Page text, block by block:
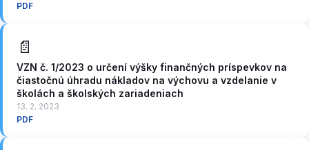
PDF
📄
VZN č. 1/2023 o určení výšky finančných príspevkov na
čiastočnú úhradu nákladov na výchovu a vzdelanie v
školách a školských zariadeniach
13. 2. 2023
PDF